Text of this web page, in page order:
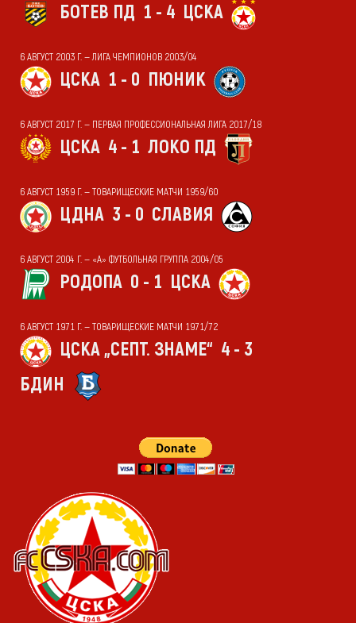
БОТЕВ ПД 1 - 4 ЦСКА
6 АВГУСТ 2003 Г. — ЛИГА ЧЕМПИОНОВ 2003/04
ЦСКА 1 - 0 ПЮНИК
6 АВГУСТ 2017 Г. — ПЕРВАЯ ПРОФЕССИОНАЛЬНАЯ ЛИГА 2017/18
ЦСКА 4 - 1 ЛОКО ПД
6 АВГУСТ 1959 Г. — ТОВАРИЩЕСКИЕ МАТЧИ 1959/60
ЦДНА 3 - 0 СЛАВИЯ
6 АВГУСТ 2004 Г. — «А» ФУТБОЛЬНАЯ ГРУППА 2004/05
РОДОПА 0 - 1 ЦСКА
6 АВГУСТ 1971 Г. — ТОВАРИЩЕСКИЕ МАТЧИ 1971/72
ЦСКА „СЕПТ. ЗНАМЕ“ 4 - 3
БДИН